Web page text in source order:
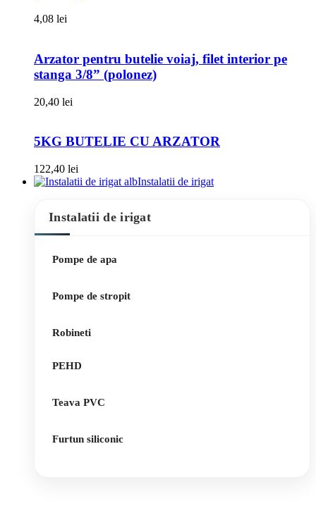
4,08 lei
Arzator pentru butelie voiaj, filet interior pe
stanga 3/8” (polonez)
20,40 lei
5KG BUTELIE CU ARZATOR
122,40 lei
Instalatii de irigat
Instalatii de irigat
Pompe de apa
Pompe de stropit
Robineti
PEHD
Teava PVC
Furtun siliconic